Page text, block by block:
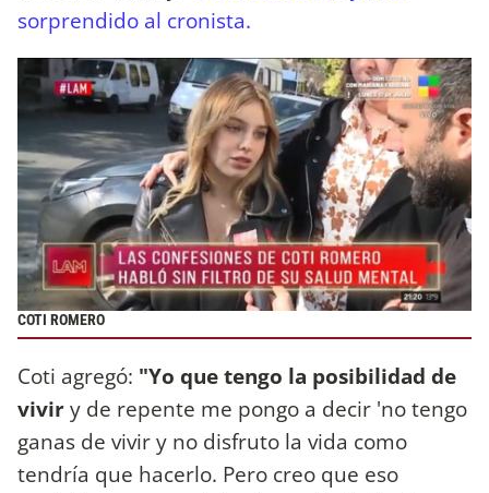
sorprendido al cronista.
COTI ROMERO
Coti agregó: "Yo que tengo la posibilidad de
viviry de repente me pongo a decir 'no tengo
ganas de vivir y no disfruto la vida como
tendría que hacerlo. Pero creo que eso